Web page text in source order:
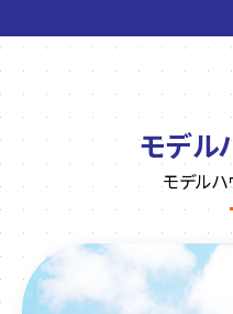
モデル
モデルハ